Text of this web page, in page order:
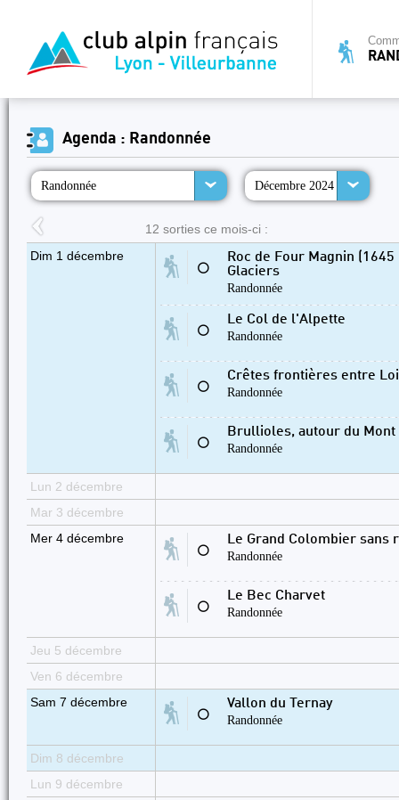
Agenda : Randonnée
Randonnée Décembre 2024
12 sorties ce mois-ci :
Dim 1 décembre
⚪
Roc de Four Magnin
Glaciers
Randonnée
⚪
Le Col de l'Alpette
Randonnée
⚪
Crêtes frontières entre
Randonnée
⚪
Brullioles, autour du Mont
Randonnée
Lun 2 décembre
Mar 3 décembre
Mer 4 décembre
⚪
Le Grand Colombier sans
Randonnée
⚪
Le Bec Charvet
Randonnée
Jeu 5 décembre
Ven 6 décembre
Sam 7 décembre
⚪
Vallon du Ternay
Randonnée
Dim 8 décembre
Lun 9 décembre